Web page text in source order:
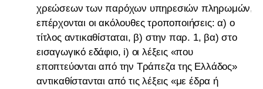
χρεώσεων των παρόχων υπηρεσιών πληρωμών,
επέρχονται οι ακόλουθες τροποποιήσεις: α) ο
τίτλος αντικαθίσταται, β) στην παρ. 1, βα) στο
εισαγωγικό εδάφιο, i) οι λέξεις «που
εποπτεύονται από την Τράπεζα της Ελλάδος»
αντικαθίστανται από τις λέξεις «με έδρα ή